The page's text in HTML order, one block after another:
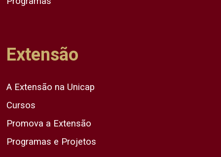
Extensão
A Extensão na Unicap
Cursos
Promova a Extensão
Programas e Projetos